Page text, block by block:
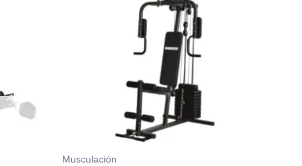
Musculación